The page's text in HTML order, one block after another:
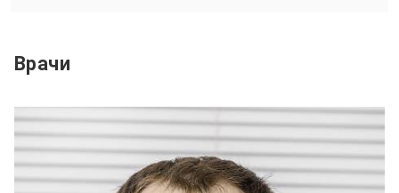
Врачи